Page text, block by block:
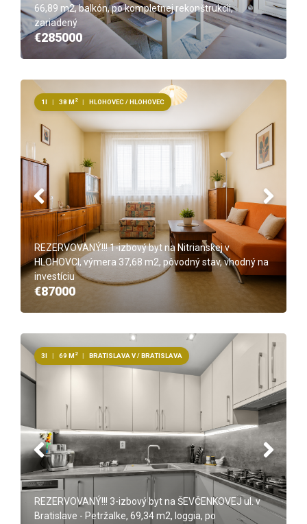
66,89 m2, balkón, po kompletnej rekonštrukcii,
zariadený
€285000
REZERVOVANÝ!!! 1-izbový byt na Nitrianskej v
HLOHOVCI, výmera 37,68 m2, pôvodný stav, vhodný na
investíciu
€87000
1I | 38 M 2 | HLOHOVEC / HLOHOVEC
REZERVOVANÝ!!! 3-izbový byt na ŠEVČENKOVEJ ul. v
Bratislave - Petržalke, 69,34 m2, loggia, po
3I | 69 M 2 | BRATISLAVA V / BRATISLAVA